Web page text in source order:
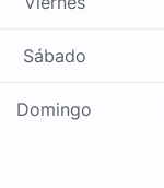
Sábado
Domingo